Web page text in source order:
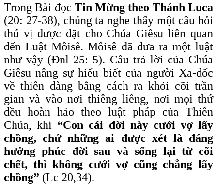
Trong Bài đọc Tin Mừng theo Thánh Luca
(20: 27-38), chúng ta nghe thấy một câu hỏi
thú vị được đặt cho Chúa Giêsu liên quan
đến Luật Môisê. Môisê đã đưa ra một luật
như vậy (Đnl 25: 5). Câu trả lời của Chúa
Giêsu nâng sự hiểu biết của người Xa-đốc
về thiên đàng bằng cách ra khỏi cõi trần
gian và vào nơi thiêng liêng, nơi mọi thứ
đều hoàn hảo theo luật pháp của Thiên
Chúa, khi “Con cái đời này cưới vợ lấy
chồng, chứ những ai được xét là đáng
hưởng phúc đời sau và sống lại từ cõi
chết, thì không cưới vợ cũng chẳng lấy
chồng” (Lc 20,34).